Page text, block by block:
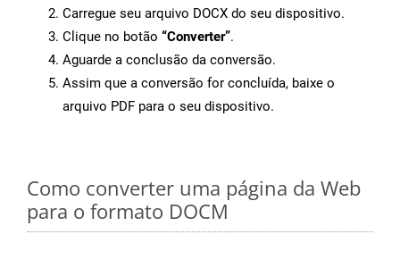
Carregue seu arquivo DOCX do seu dispositivo.
Clique no botão “Converter”.
Aguarde a conclusão da conversão.
Assim que a conversão for concluída, baixe o
arquivo PDF para o seu dispositivo.
Como converter uma página da Web
para o formato DOCM